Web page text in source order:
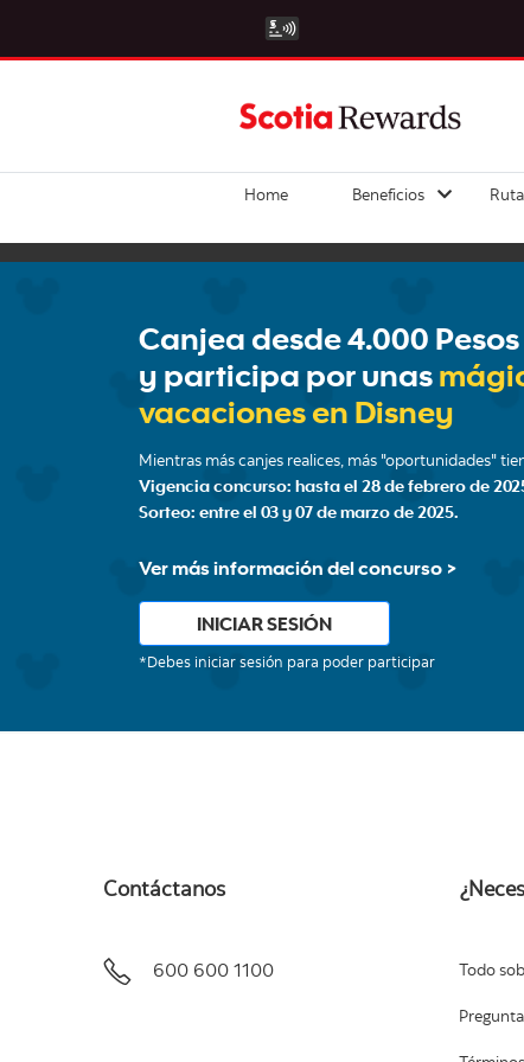
Home Beneficios
Canjea desde 4.000
y participa por unas
vacaciones en Disney
Mientras más canjes realices, más "oportunidades"
Vigencia concurso: hasta el 28 de febrero de
Sorteo: entre el 03 y 07 de marzo de 2025.
Ver más información del concurso >
INICIAR SESIÓN
*Debes iniciar sesión para poder participar
Contáctanos
600 600 1100 Todo